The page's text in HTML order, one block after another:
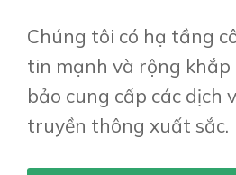
Chúng tôi có hạ tầng
tin mạnh và rộng
bảo cung cấp các dịch
truyền thông xuất sắc.